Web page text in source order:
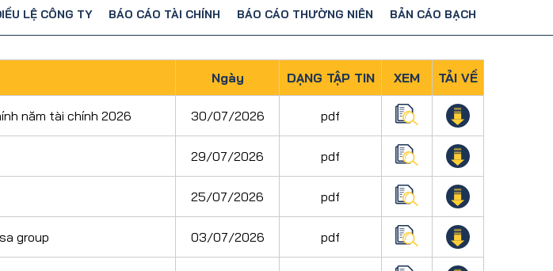
LỆ CÔNG TY BÁO CÁO TÀI CHÍNH BÁO CÁO THƯỜNG NIÊN BẢN CÁO BẠCH
Ngày DẠNG TẬP TIN XEM TẢI VỀ
năm tài chính 2026 30/07/2026 pdf
29/07/2026 pdf
25/07/2026 pdf
group 03/07/2026 pdf